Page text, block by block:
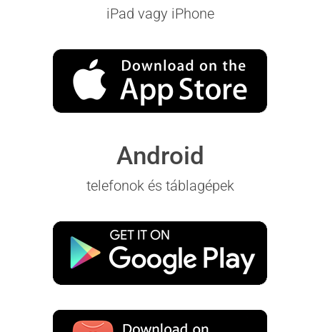
iPad vagy iPhone
Android
telefonok és táblagépek